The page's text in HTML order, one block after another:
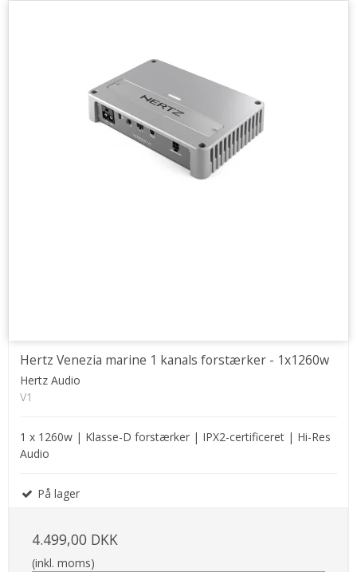
Hertz Venezia marine 1 kanals forstærker - 1x1260w
Hertz Audio
V1
1 x 1260w | Klasse-D forstærker | IPX2-certificeret | Hi-Res
Audio
På lager
4.499,00 DKK
(inkl. moms)